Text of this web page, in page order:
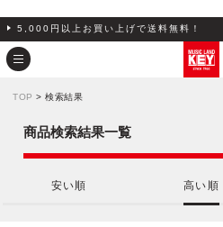
5,000円以上お買い上げで送料無料！
TOP > 検索結果
安い順 高い順
商品検索結果一覧